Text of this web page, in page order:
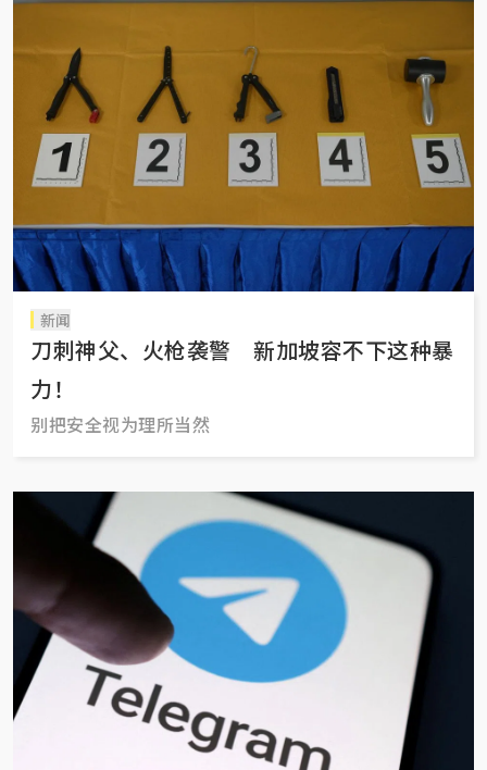
新闻
刀刺神父、火枪袭警 新加坡容不下这种暴
力！
别把安全视为理所当然